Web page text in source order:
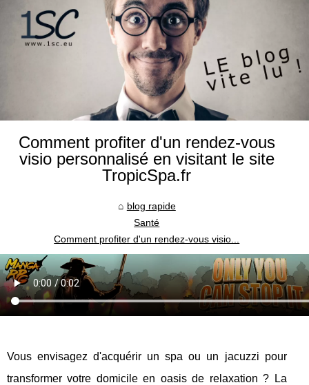
Comment profiter d'un rendez-vous
visio personnalisé en visitant le site
TropicSpa.fr
blog rapide
Santé
Comment profiter d'un rendez-vous visio...
Vous envisagez d'acquérir un spa ou un jacuzzi pour
transformer votre domicile en oasis de relaxation ? La